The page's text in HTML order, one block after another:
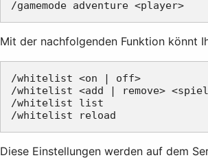
Mit der nachfolgenden Funktion könnt
/whitelist <on | off>
/whitelist <add | remove>
/whitelist list
Diese Einstellungen werden auf dem